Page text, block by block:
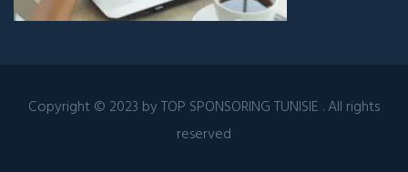
Copyright © 2023 by TOP SPONSORING TUNISIE . All rights
reserved